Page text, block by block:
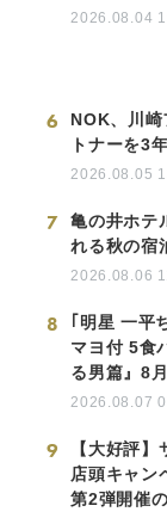
2026.08.04
6
NOK、川
トナーを3
2026.08.05
7
亀の井ホテ
れる秋の宿
2026.08.06
8
｢明星 一平
マヨ付 5食
る男篇』8
2026.08.07
9
【大好評
店頭キャン
第2弾開催